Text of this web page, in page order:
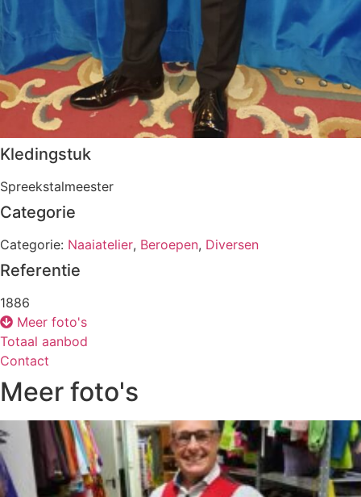
Kledingstuk
Spreekstalmeester
Categorie
Categorie: Naaiatelier, Beroepen, Diversen
Referentie
1886
Meer foto's
Totaal aanbod
Contact
Meer foto's